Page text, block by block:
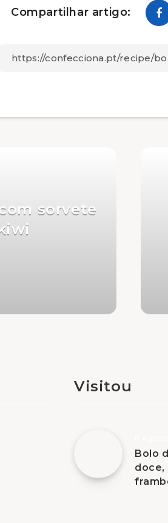
Compartilhar artigo:
sorvete
Visitou
Bolo
doce,